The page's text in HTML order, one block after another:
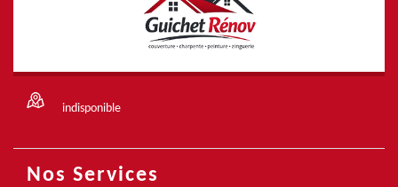
indisponible
Nos Services